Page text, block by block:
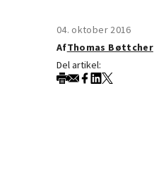
04. oktober 2016
AfThomas Bøttcher
Del artikel: